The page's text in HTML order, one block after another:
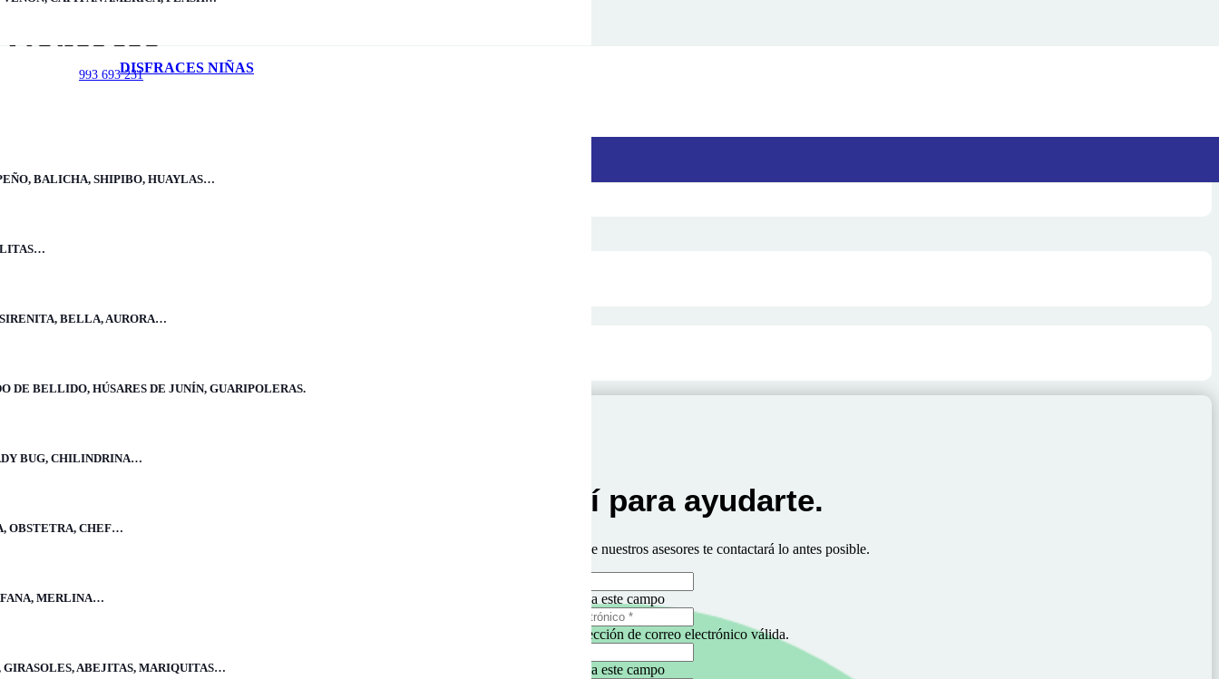
993 693 231DISFRACES NIÑAS
BALICHA, SHIPIBO, HUAYLAS…
BELLA, AURORA…
DE BELLIDO, HÚSARES DE JUNÍN, GUARIPOLERAS.
BUG, CHILINDRINA…
OBSTETRA, CHEF…
MERLINA…
GIRASOLES, ABEJITAS, MARIQUITAS…
Contacto
Contáctanos
Estamos aquí para ayudarte.
Déjanos tus datos en el formulario y uno de nuestros asesores te contactará lo antes posible.
Rellena este campo
Por favor, introduce una dirección de correo electrónico válida.
Rellena este campo